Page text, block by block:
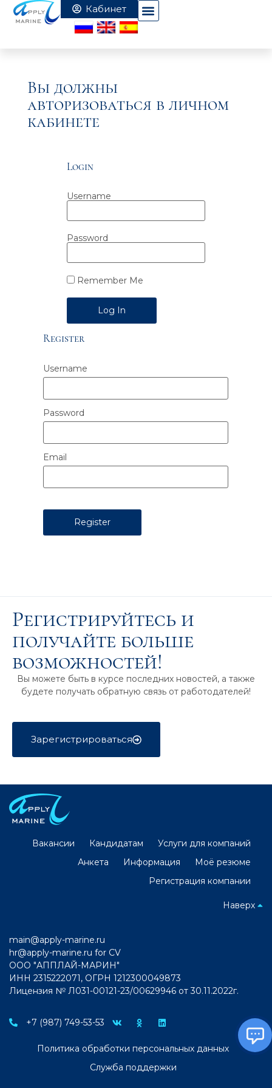
Вы должны
авторизоваться в личном
кабинете
Login
Username
Password
Remember Me
Alternative:
Register
Username
Password
Email
Регистрируйтесь и
получайте больше
возможностей!
Вы можете быть в курсе последних новостей, а также
будете получать обратную связь от работодателей!
Зарегистрироваться
Вакансии Кандидатам
Услуги для компаний
Анкета
Информация
Моё резюме
Регистрация компании
Наверх
main@apply-marine.ru
hr@apply-marine.ru for CV
ООО "АППЛАЙ-МАРИН"
ИНН 2315222071, ОГРН 1212300049873
Лицензия № Л031-00121-23/00629946 от 30.11.2022г.
+7 (987) 749-53-53
Политика обработки персональных данных
Служба поддержки